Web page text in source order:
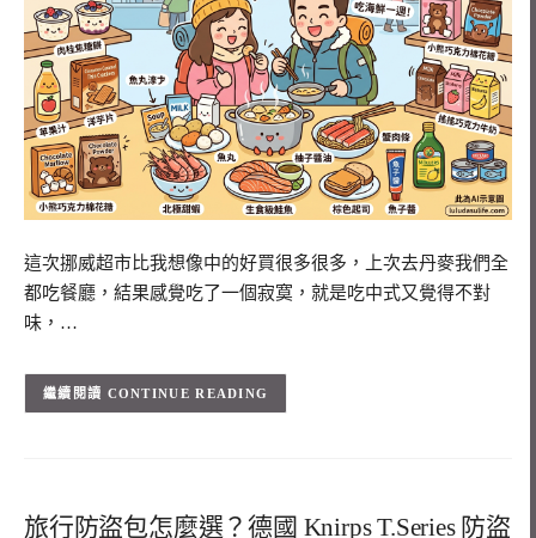
這次挪威超市比我想像中的好買很多很多，上次去丹麥我們全
都吃餐廳，結果感覺吃了一個寂寞，就是吃中式又覺得不對
味，…
CONTINUE READING
旅行防盜包怎麼選？德國 Knirps T.Series 防盜